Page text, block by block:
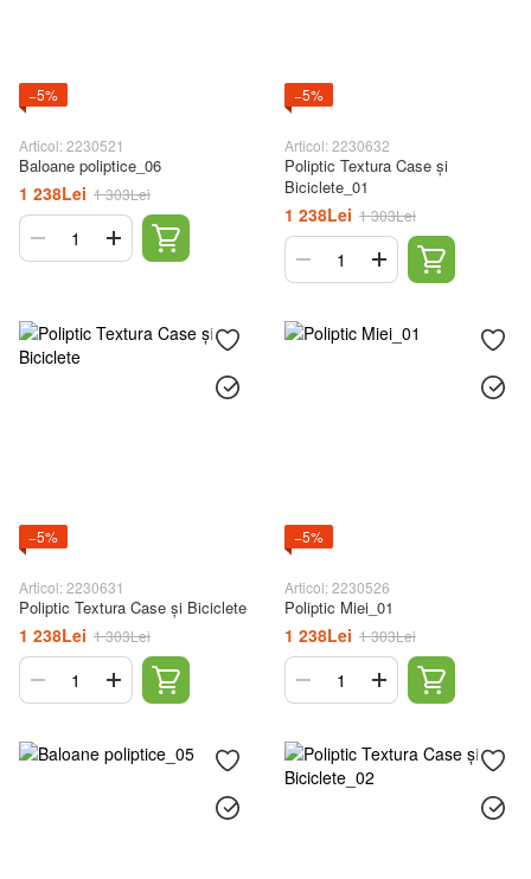
−5%
Articol: 2230521
Baloane poliptice_06
1 238Lei 1 303Lei
−5%
Articol: 2230632
Poliptic Textura Case și
Biciclete_01
1 238Lei 1 303Lei
−5%
Articol: 2230631
Poliptic Textura Case și Biciclete
1 238Lei 1 303Lei
−5%
Articol: 2230526
Poliptic Miei_01
1 238Lei 1 303Lei